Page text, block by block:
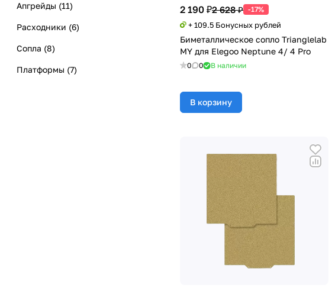
2 190 ₽2 628 ₽ -17%
+ 109.5 Бонусных рублей
Биметаллическое сопло Trianglelab
MY для Elegoo Neptune 4/ 4 Pro
0 0 В наличии
В корзину
Апгрейды (11)
Расходники (6)
Сопла (8)
Платформы (7)